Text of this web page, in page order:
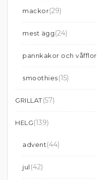
mackor(29)
mest ägg(24)
pannkakor och våfflor
smoothies(15)
GRILLAT(57)
HELG(139)
advent(44)
jul (42)